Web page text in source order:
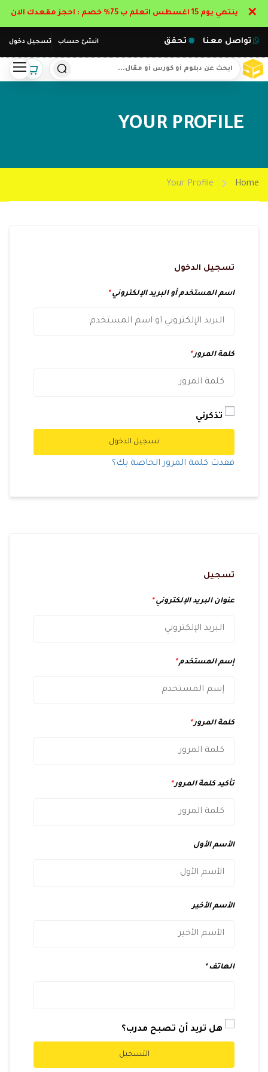
انشئ حساب تسجيل دخول تواصل معنا تحقق
YOUR PROFILE
Home
Your Profile
تسجيل الدخول
اسم المستخدم أو البريد الإلكتروني*
كلمة المرور*
تذكرني
تسجيل الدخول
فقدت كلمة المرور الخاصة بك؟
تسجيل
عنوان البريد الإلكتروني*
إسم المستخدم*
كلمة المرور*
تأكيد كلمة المرور*
الأسم الأول
الأسم الأخير
الهاتف
هل تريد أن تصبح مدرب؟
التسجيل
ينتهي يوم 15 اغسطس اتعلم ب 75% خصم : احجز مقعدك الان ✕